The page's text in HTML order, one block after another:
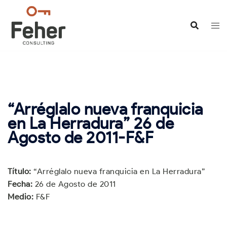
contenido
“Arréglalo nueva franquicia
en La Herradura” 26 de
Agosto de 2011-F&F
Título: “Arréglalo nueva franquicia en La Herradura”
Fecha: 26 de Agosto de 2011
Medio: F&F